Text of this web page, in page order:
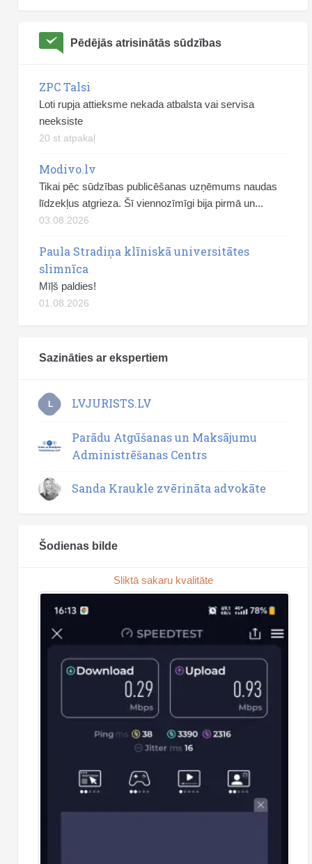
Pēdējās atrisinātās sūdzības
ZPC Talsi
Loti rupja attieksme nekada atbalsta vai servisa
neeksiste
20 st atpakaļ
Modivo.lv
Tikai pēc sūdzības publicēšanas uzņēmums naudas
līdzekļus atgrieza. Šī viennozīmīgi bija pirmā un...
03.08.2026
Paula Stradiņa klīniskā universitātes
slimnīca
Mīļš paldies!
01.08.2026
Sazināties ar ekspertiem
L LVJURISTS.LV
Parādu Atgūšanas un Maksājumu
Administrēšanas Centrs
Sanda Kraukle zvērināta advokāte
Šodienas bilde
Sliktā sakaru kvalitāte